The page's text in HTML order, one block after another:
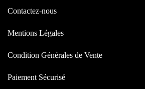
Contactez-nous
Mentions Légales
Condition Générales de Vente
Paiement Sécurisé